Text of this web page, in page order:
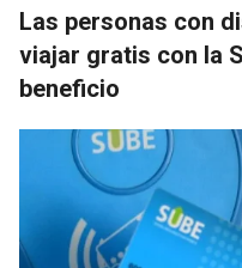
Las personas con
viajar gratis con la
beneficio